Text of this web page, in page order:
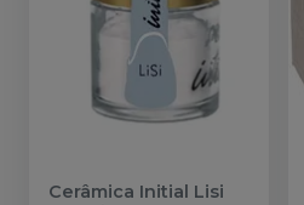
Cerâmica Initial Lisi